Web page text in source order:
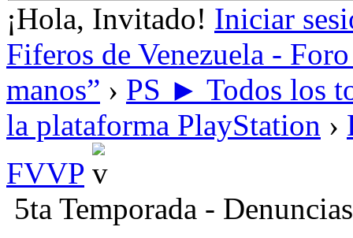
¡Hola, Invitado! Iniciar
Fiferos de Venezuela -
manos” › PS ► Todos los
la plataforma PlayStation ›
FVVP
5ta Temporada - Denuncias